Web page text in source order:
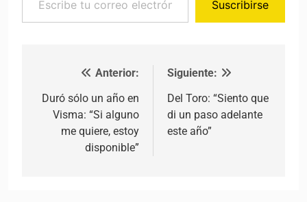
Suscribirse
Navegación de entradas
Anterior:
Duró sólo un año en
Visma: “Si alguno
me quiere, estoy
disponible”
Siguiente:
Del Toro: “Siento que
di un paso adelante
este año”